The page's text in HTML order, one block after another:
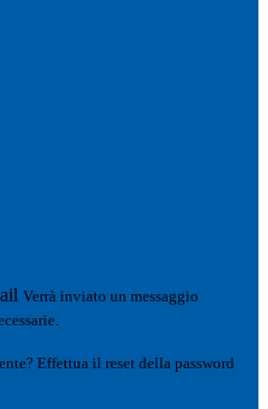
Verrà inviato un messaggio
Effettua il reset della password